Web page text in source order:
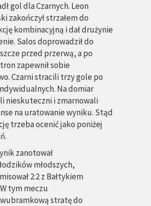
gol dla Czarnych. Leon
zakończył strzałem do
kombinacyjną i dał drużynie
Salos doprowadził do
przed przerwą, a po
zapewnił sobie
Czarni stracili trzy gole po
Na domiar
nieskuteczni i zmarnowali
na uratowanie wyniku. Stąd
trzeba ocenić jako poniżej
zanotował
młodszych,
2:2 z Bałtykiem
tym meczu
stratę do